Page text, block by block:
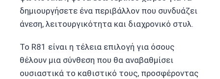
δημιουργήσετε ένα περιβάλλον που συνδυάζει
άνεση, λειτουργικότητα και διαχρονικό στυλ.
Το R81 είναι η τέλεια επιλογή για όσους
θέλουν μια σύνθεση που θα αναβαθμίσει
ουσιαστικά το καθιστικό τους, προσφέροντας